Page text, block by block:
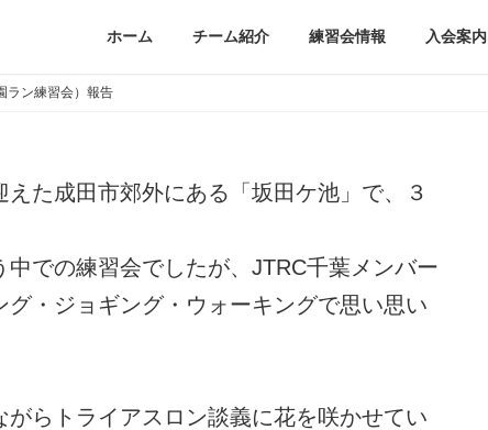
ホーム チーム紹介 練習会情報 入会案内
ラン練習会）報告
た成田市郊外にある「坂田ケ池」で、３
での練習会でしたが、JTRC千葉メンバー
・ジョギング・ウォーキングで思い思い
がらトライアスロン談義に花を咲かせてい